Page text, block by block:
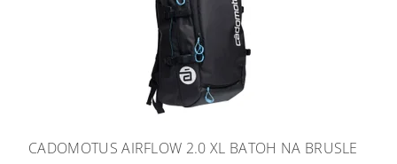
CADOMOTUS AIRFLOW 2.0 XL BATOH NA BRUSLE